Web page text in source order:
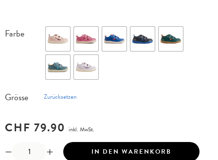
Farbe
Grösse Zurücksetzen
CHF 79.90 inkl. MwSt.
IN DEN WARENKORB